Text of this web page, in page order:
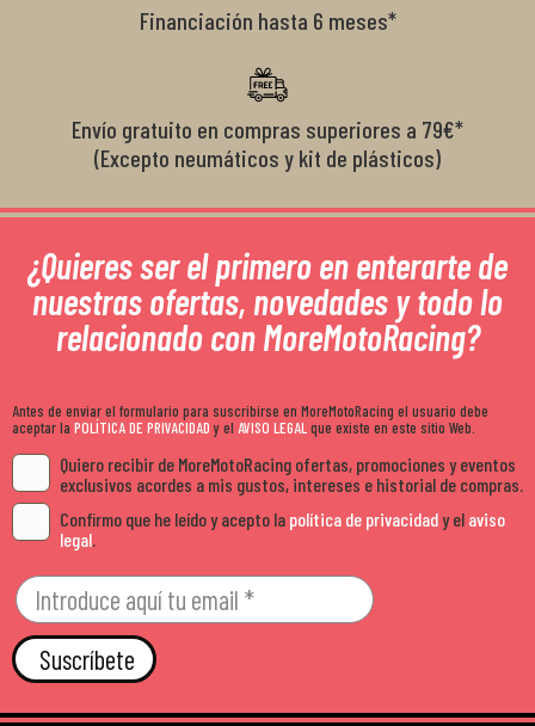
Financiación hasta 6 meses*
Envío gratuito en compras superiores a 79€*
(Excepto neumáticos y kit de plásticos)
¿Quieres ser el primero en enterarte de
nuestras ofertas, novedades y todo lo
relacionado con MoreMotoRacing?
Antes de enviar el formulario para suscribirse en MoreMotoRacing el usuario debe
aceptar la POLÍTICA DE PRIVACIDADy el AVISO LEGALque existe en este sitio Web.
Quiero recibir de MoreMotoRacing ofertas, promociones y eventos
exclusivos acordes a mis gustos, intereses e historial de compras.
Confirmo que he leído y acepto la política de privacidady el aviso
legal
Suscríbete